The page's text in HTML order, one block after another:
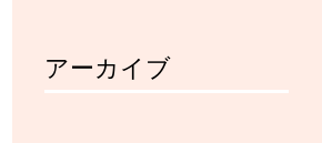
アーカイブ